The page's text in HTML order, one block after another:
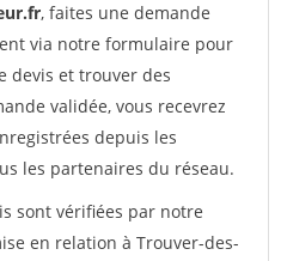
, faites une demande
via notre formulaire pour
devis et trouver des
validée, vous recevrez
depuis les
les partenaires du réseau.
sont vérifiées par notre
en relation à Trouver-des-